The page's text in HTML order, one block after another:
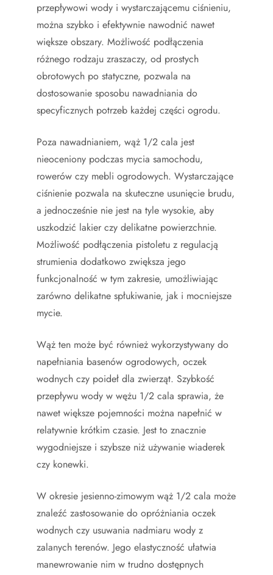
przepływowi wody i wystarczającemu ciśnieniu,
można szybko i efektywnie nawodnić nawet
większe obszary. Możliwość podłączenia
różnego rodzaju zraszaczy, od prostych
obrotowych po statyczne, pozwala na
dostosowanie sposobu nawadniania do
specyficznych potrzeb każdej części ogrodu.
Poza nawadnianiem, wąż 1/2 cala jest
nieoceniony podczas mycia samochodu,
rowerów czy mebli ogrodowych. Wystarczające
ciśnienie pozwala na skuteczne usunięcie brudu,
a jednocześnie nie jest na tyle wysokie, aby
uszkodzić lakier czy delikatne powierzchnie.
Możliwość podłączenia pistoletu z regulacją
strumienia dodatkowo zwiększa jego
funkcjonalność w tym zakresie, umożliwiając
zarówno delikatne spłukiwanie, jak i mocniejsze
mycie.
Wąż ten może być również wykorzystywany do
napełniania basenów ogrodowych, oczek
wodnych czy poideł dla zwierząt. Szybkość
przepływu wody w wężu 1/2 cala sprawia, że
nawet większe pojemności można napełnić w
relatywnie krótkim czasie. Jest to znacznie
wygodniejsze i szybsze niż używanie wiaderek
czy konewki.
W okresie jesienno-zimowym wąż 1/2 cala może
znaleźć zastosowanie do opróżniania oczek
wodnych czy usuwania nadmiaru wody z
zalanych terenów. Jego elastyczność ułatwia
manewrowanie nim w trudno dostępnych